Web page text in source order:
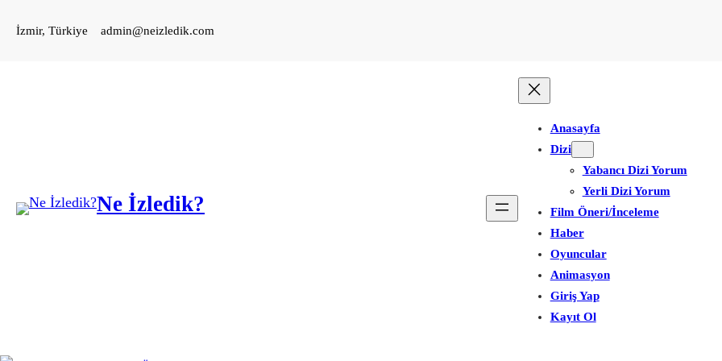
geçİzmir, Türkiye admin@neizledik.com
Ne İzledik?
Anasayfa
Dizi
Yabancı Dizi Yorum
Yerli Dizi Yorum
Film Öneri/İnceleme
Haber
Oyuncular
Animasyon
Giriş Yap
Kayıt Ol